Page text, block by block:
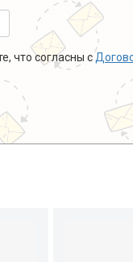
что согласны с